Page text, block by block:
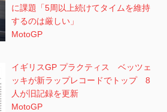
に課題「5周以上続けてタイムを維持
するのは厳しい」
MotoGP
イギリスGP プラクティス ベッツェ
ッキが新ラップレコードでトップ 8
人が旧記録を更新
MotoGP